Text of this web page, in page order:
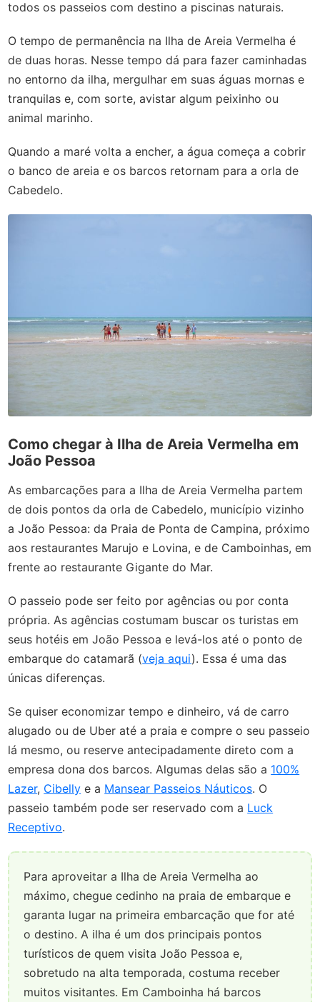
todos os passeios com destino a piscinas naturais.
O tempo de permanência na Ilha de Areia Vermelha é
de duas horas. Nesse tempo dá para fazer caminhadas
no entorno da ilha, mergulhar em suas águas mornas e
tranquilas e, com sorte, avistar algum peixinho ou
animal marinho.
Quando a maré volta a encher, a água começa a cobrir
o banco de areia e os barcos retornam para a orla de
Cabedelo.
Como chegar à Ilha de Areia Vermelha em
João Pessoa
As embarcações para a Ilha de Areia Vermelha partem
de dois pontos da orla de Cabedelo, município vizinho
a João Pessoa: da Praia de Ponta de Campina, próximo
aos restaurantes Marujo e Lovina, e de Camboinhas, em
frente ao restaurante Gigante do Mar.
O passeio pode ser feito por agências ou por conta
própria. As agências costumam buscar os turistas em
seus hotéis em João Pessoa e levá-los até o ponto de
embarque do catamarã (veja aqui). Essa é uma das
únicas diferenças.
Se quiser economizar tempo e dinheiro, vá de carro
alugado ou de Uber até a praia e compre o seu passeio
lá mesmo, ou reserve antecipadamente direto com a
empresa dona dos barcos. Algumas delas são a 100%
Lazer, Cibelly e a Mansear Passeios Náuticos. O
passeio também pode ser reservado com a Luck
Receptivo.
Para aproveitar a Ilha de Areia Vermelha ao
máximo, chegue cedinho na praia de embarque e
garanta lugar na primeira embarcação que for até
o destino. A ilha é um dos principais pontos
turísticos de quem visita João Pessoa e,
sobretudo na alta temporada, costuma receber
muitos visitantes. Em Camboinha há barcos